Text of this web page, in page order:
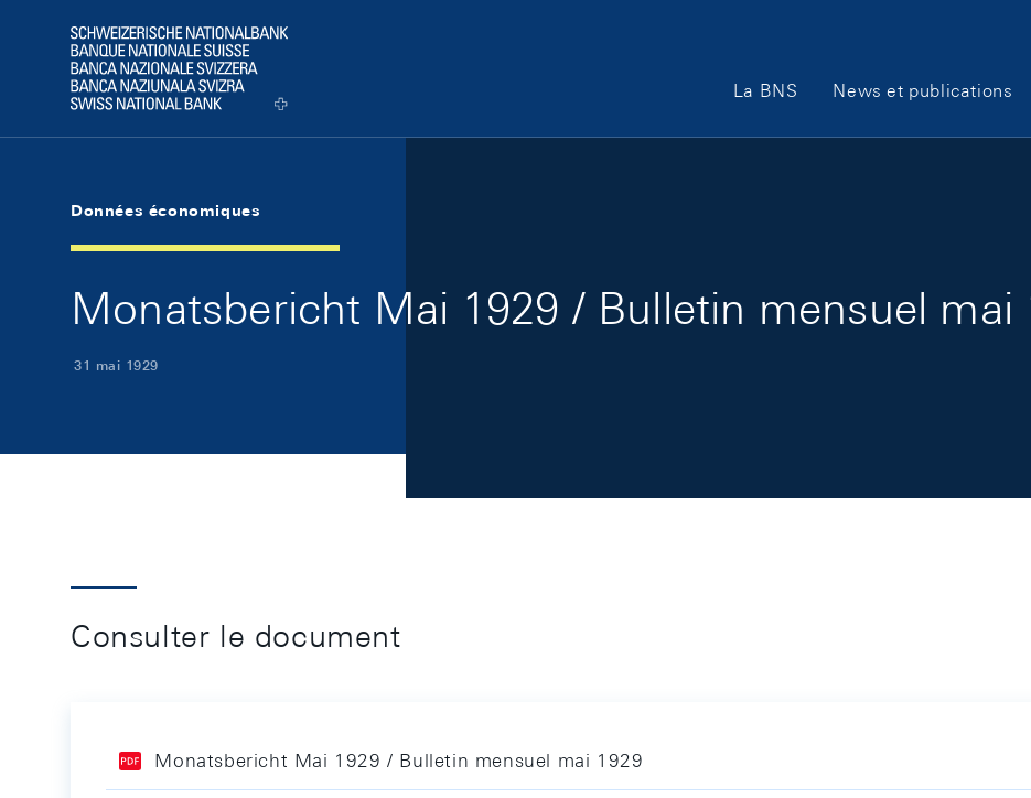
Logo
Main Navigation
La BNS News et publications
Données économiques
Monatsbericht Mai 1929 / Bulletin mensuel mai
31 mai 1929
Consulter le document
Monatsbericht Mai 1929 / Bulletin mensuel mai 1929